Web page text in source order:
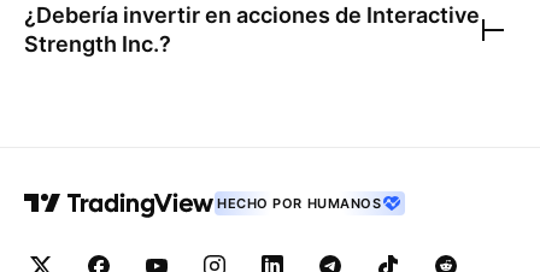
¿Debería invertir en acciones de Interactive
Strength Inc.?
HECHO POR HUMANOS